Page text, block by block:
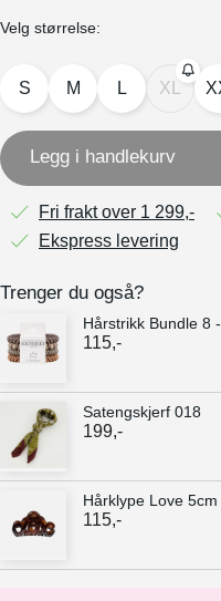
Velg størrelse:
S M L XL
Legg i handlekurv
Fri frakt over 1 299,-
Ekspress levering
Trenger du også?
Hårstrikk Bundle 8
115,-
Satengskjerf 018
199,-
Hårklype Love 5cm
115,-